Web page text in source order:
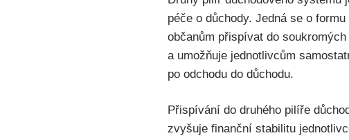
péče o důchody. Jedná se o
občanům přispívat do
a umožňuje jednotlivcům
po odchodu do důchodu.
Přispívání do druhého pilíře
zvyšuje finanční stabilitu